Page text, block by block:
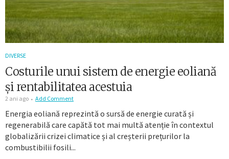
DIVERSE
Costurile unui sistem de energie eoliană
și rentabilitatea acestuia
2 ani ago Add Comment
Energia eoliană reprezintă o sursă de energie curată și
regenerabilă care capătă tot mai multă atenție în contextul
globalizării crizei climatice și al creșterii prețurilor la
combustibilii fosili...